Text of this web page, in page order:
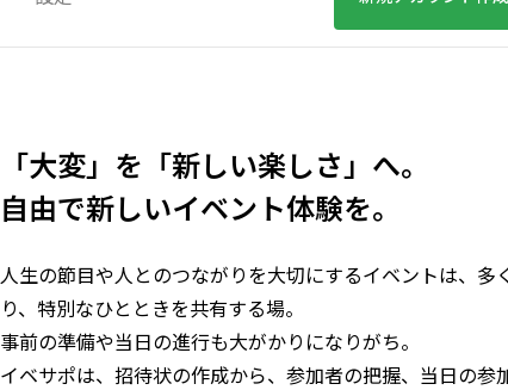
「大変」を「新しい楽しさ」へ。
自由で新しいイベント体験を。
人生の節目や人とのつながりを大切にするイベントは、多
り、特別なひとときを共有する場。
事前の準備や当日の進行も大がかりになりがち。
イベサポは、招待状の作成から、参加者の把握、当日の参